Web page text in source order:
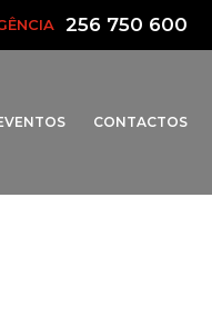
2026 para assinalar 95
256 750 600
CONTACTOS